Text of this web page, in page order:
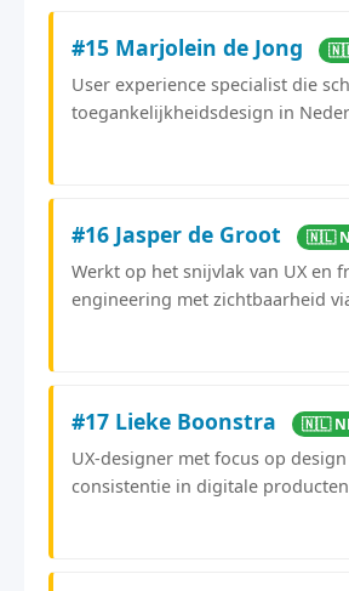
#15 Marjolein de Jong
User experience specialist die
toegankelijkheidsdesign in
#16 Jasper de Groot 🇳🇱
Werkt op het snijvlak van UX en
engineering met zichtbaarheid
#17 Lieke Boonstra 🇳🇱
UX-designer met focus op
consistentie in digitale